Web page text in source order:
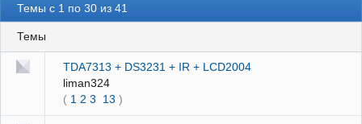
Темы с 1 по 30 из 41
Темы
TDA7313 + DS3231 + IR + LCD2004
liman324
( 1 2 3 13 )